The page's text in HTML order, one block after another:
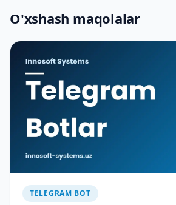
O'xshash maqolalar
TELEGRAM BOT